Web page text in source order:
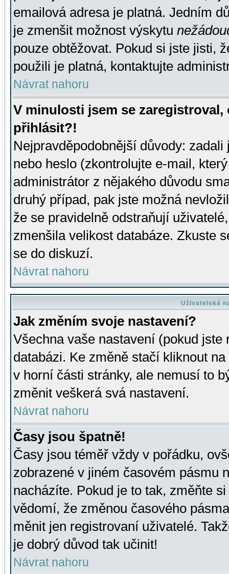
emailová adresa je platná. Jedním
je zmenšit možnost výskytu
pouze obtěžovat. Pokud si jste jisti,
použili je platná, kontaktujte
Návrat nahoru
V minulosti jsem se
přihlásit?!
Nejpravděpodobnější důvody:
nebo heslo (zkontrolujte e-mail,
administrátor z nějakého důvodu
druhý případ, pak jste možná
že se pravidelně odstraňují
zmenšila velikost databáze. Zkuste
se do diskuzí.
Návrat nahoru
Uživatelská
Jak změním svoje nastavení?
Všechna vaše nastavení (pokud
databázi. Ke změně stačí kliknout
v horní části stránky, ale nemusí to
změnit veškerá svá nastavení.
Návrat nahoru
Časy jsou špatně!
Časy jsou téměř vždy v pořádku,
zobrazené v jiném časovém pásmu
nacházíte. Pokud je to tak, změňte
vědomí, že změnou časového
měnit jen registrovaní uživatelé.
je dobrý důvod tak učinit!
Návrat nahoru